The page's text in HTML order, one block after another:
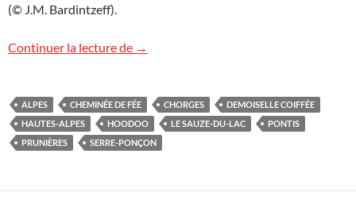
(© J.M. Bardintzeff).
Continuer la lecture de Les demoiselles coiffées de Pontis, Alpes
→
ALPES CHEMINÉE DE FÉE CHORGES
DEMOISELLE COIFFÉE
HAUTES-ALPES
HOODOO LE SAUZE-DU-LAC
PONTIS
PRUNIÈRES
SERRE-PONÇON